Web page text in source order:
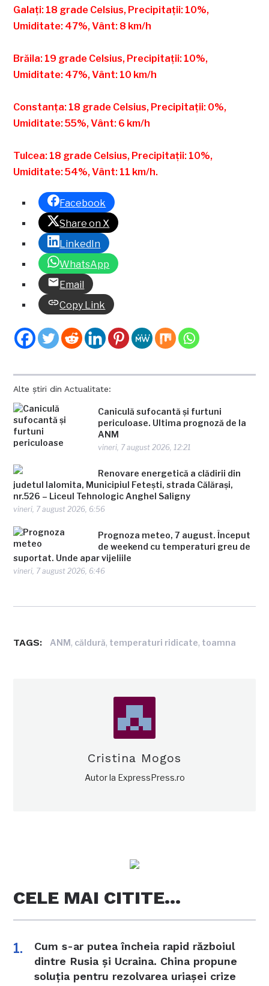
Alte știri din Actualitate:
Caniculă sufocantă și furtuni
periculoase. Ultima prognoză de la
ANM
vineri, 7 august 2026, 12:21
Renovare energetică a clădirii din
judetul Ialomita, Municipiul Fetești, strada Călărași,
nr.526 – Liceul Tehnologic Anghel Saligny
vineri, 7 august 2026, 6:56
Prognoza meteo, 7 august. Început
de weekend cu temperaturi greu de
suportat. Unde apar vijeliile
vineri, 7 august 2026, 6:46
Galați: 18 grade Celsius, Precipitații: 10%,
Umiditate: 47%, Vânt: 8 km/h
Brăila: 19 grade Celsius, Precipitații: 10%,
Umiditate: 47%, Vânt: 10 km/h
Constanța: 18 grade Celsius, Precipitații: 0%,
Umiditate: 55%, Vânt: 6 km/h
Tulcea: 18 grade Celsius, Precipitații: 10%,
Umiditate: 54%, Vânt: 11 km/h.
Facebook
Share on X
LinkedIn
WhatsApp
Email
Copy Link
TAGS: ANM, căldură, temperaturi ridicate, toamna
Cristina Mogos
Autor la ExpressPress.ro
CELE MAI CITITE…
Cum s-ar putea încheia rapid războiul
dintre Rusia și Ucraina. China propune
soluția pentru rezolvarea uriașei crize